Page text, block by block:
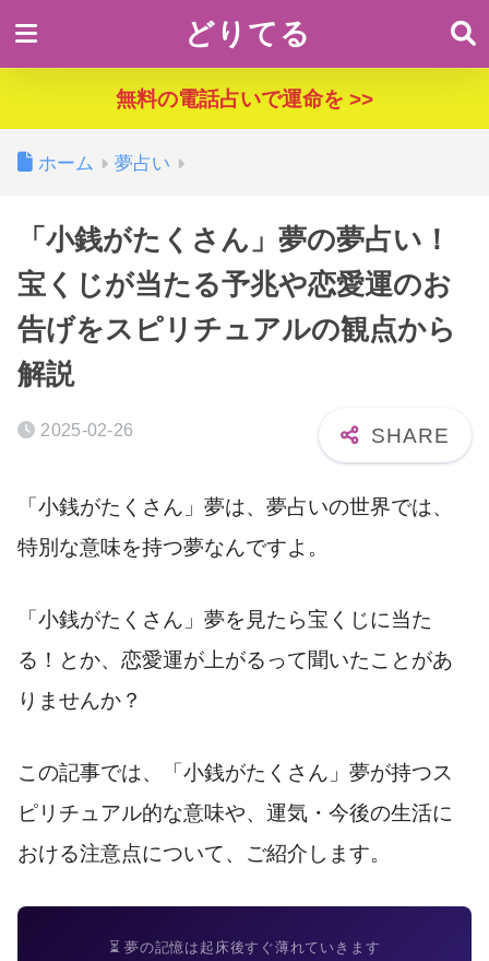
どりてる
無料の電話占いで運命を >>
ホーム 夢占い
「小銭がたくさん」夢の夢占い！
宝くじが当たる予兆や恋愛運のお
告げをスピリチュアルの観点から
解説
2025-02-26
「小銭がたくさん」夢は、夢占いの世界では、
特別な意味を持つ夢なんですよ。
「小銭がたくさん」夢を見たら宝くじに当た
る！とか、恋愛運が上がるって聞いたことがあ
りませんか？
この記事では、「小銭がたくさん」夢が持つス
ピリチュアル的な意味や、運気・今後の生活に
おける注意点について、ご紹介します。
⏳ 夢の記憶は起床後すぐ薄れていきます